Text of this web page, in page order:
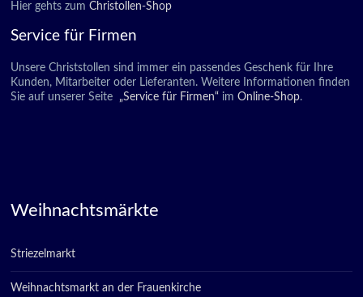
Hier gehts zumChristollen-Shop
Service für Firmen
Unsere Christstollen sind immer ein passendes Geschenk für Ihre
Kunden, Mitarbeiter oder Lieferanten. Weitere Informationen finden
Sie auf unserer Seite
„Service für Firmen“ im Online-Shop.
Weihnachtsmärkte
Striezelmarkt
Weihnachtsmarkt an der Frauenkirche